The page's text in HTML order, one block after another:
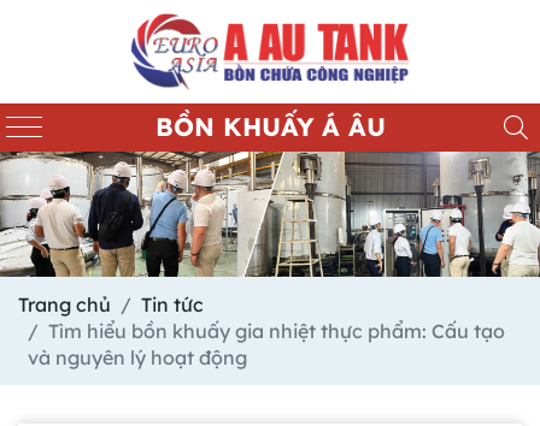
BỒN KHUẤY Á ÂU
Trang chủ
Tin tức
Tìm hiểu bồn khuấy gia nhiệt thực phẩm: Cấu tạo
và nguyên lý hoạt động